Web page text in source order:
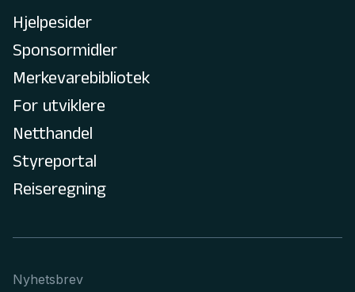
Hjelpesider
Sponsormidler
Merkevarebibliotek
For utviklere
Netthandel
Styreportal
Reiseregning
Nyhetsbrev